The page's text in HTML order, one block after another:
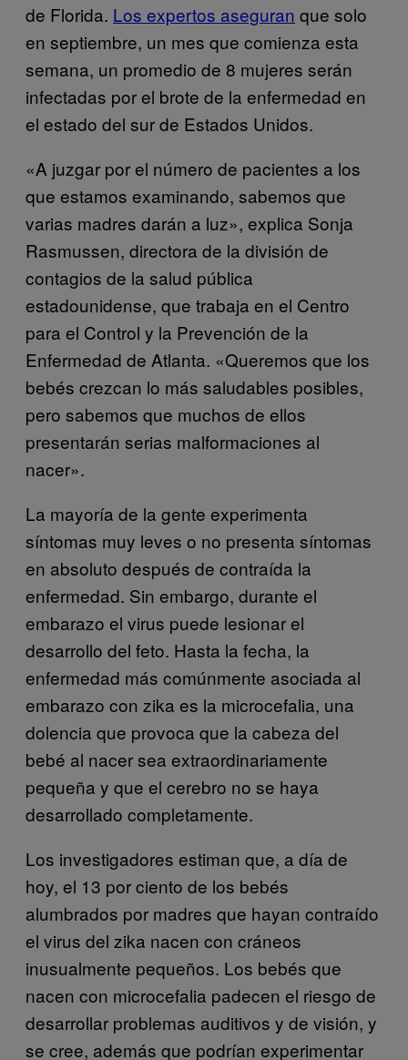
de Florida. Los expertos aseguran que solo
en septiembre, un mes que comienza esta
semana, un promedio de 8 mujeres serán
infectadas por el brote de la enfermedad en
el estado del sur de Estados Unidos.
«A juzgar por el número de pacientes a los
que estamos examinando, sabemos que
varias madres darán a luz», explica Sonja
Rasmussen, directora de la división de
contagios de la salud pública
estadounidense, que trabaja en el Centro
para el Control y la Prevención de la
Enfermedad de Atlanta. «Queremos que los
bebés crezcan lo más saludables posibles,
pero sabemos que muchos de ellos
presentarán serias malformaciones al
nacer».
La mayoría de la gente experimenta
síntomas muy leves o no presenta síntomas
en absoluto después de contraída la
enfermedad. Sin embargo, durante el
embarazo el virus puede lesionar el
desarrollo del feto. Hasta la fecha, la
enfermedad más comúnmente asociada al
embarazo con zika es la microcefalia, una
dolencia que provoca que la cabeza del
bebé al nacer sea extraordinariamente
pequeña y que el cerebro no se haya
desarrollado completamente.
Los investigadores estiman que, a día de
hoy, el 13 por ciento de los bebés
alumbrados por madres que hayan contraído
el virus del zika nacen con cráneos
inusualmente pequeños. Los bebés que
nacen con microcefalia padecen el riesgo de
desarrollar problemas auditivos y de visión, y
se cree, además que podrían experimentar